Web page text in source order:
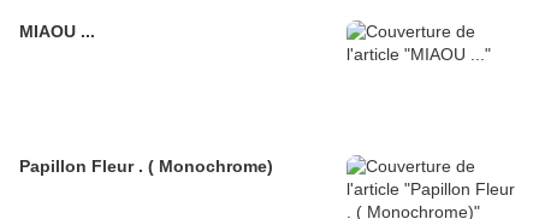
MIAOU ...
Papillon Fleur . ( Monochrome)